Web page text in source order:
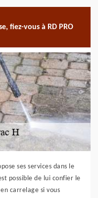
fiez-vous à RD PRO
ses services dans le
possible de lui confier le
carrelage si vous